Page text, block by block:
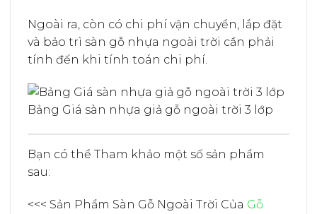
Ngoài ra, còn có chi phí vận chuyển, lắp đặt
và bảo trì sàn gỗ nhựa ngoài trời cần phải
tính đến khi tính toán chi phí.
Bảng Giá sàn nhựa giả gỗ ngoài trời 3 lớp
Bạn có thể Tham khảo một số sản phẩm
sau:
<<< Sản Phẩm Sàn Gỗ Ngoài Trời Của Gỗ